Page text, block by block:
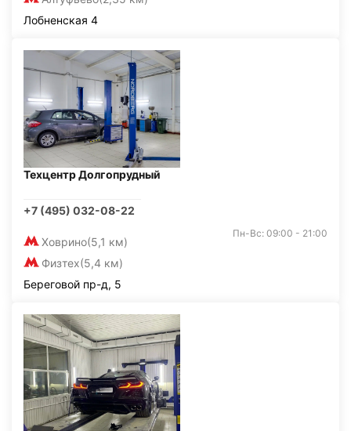
Лобненская 4
Техцентр Долгопрудный
+7 (495) 032-08-22
Ховрино(5,1 км)
Физтех(5,4 км)
Пн-Вс: 09:00 - 21:00
Береговой пр-д, 5